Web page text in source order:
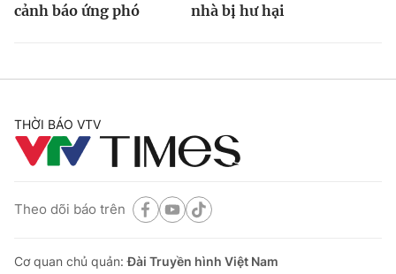
cảnh báo ứng phó
nhà bị hư hại
THỜI BÁO VTV
Theo dõi báo trên
Cơ quan chủ quản:Đài Truyền hình Việt Nam